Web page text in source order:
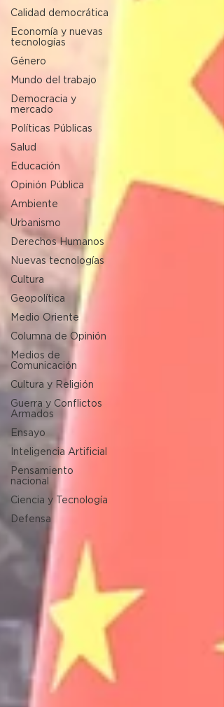
Calidad democrática
Economía y nuevas
tecnologías
Género
Mundo del trabajo
Democracia y
mercado
Políticas Públicas
Salud
Educación
Opinión Pública
Ambiente
Urbanismo
Derechos Humanos
Nuevas tecnologías
Cultura
Geopolítica
Medio Oriente
Columna de Opinión
Medios de
Comunicación
Cultura y Religión
Guerra y Conflictos
Armados
Ensayo
Inteligencia Artificial
Pensamiento
nacional
Ciencia y Tecnología
Defensa